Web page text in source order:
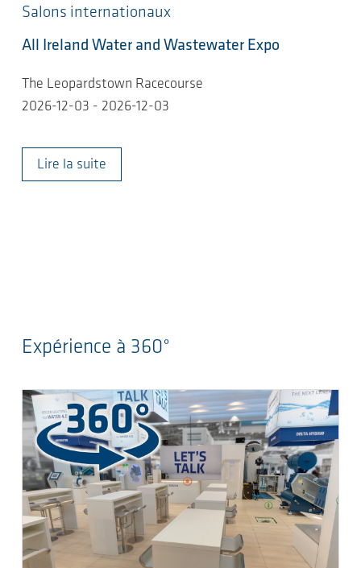
Salons internationaux
All Ireland Water and Wastewater Expo
The Leopardstown Racecourse
2026-12-03 - 2026-12-03
Lire la suite
Expérience à 360°